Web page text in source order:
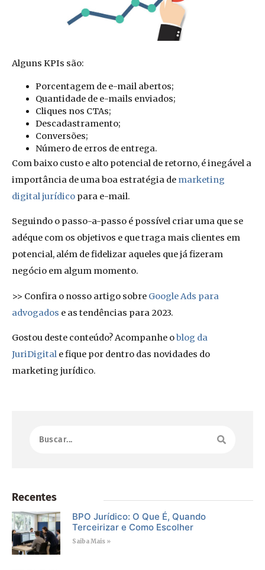
Alguns KPIs são:
Porcentagem de e-mail abertos;
Quantidade de e-mails enviados;
Cliques nos CTAs;
Descadastramento;
Conversões;
Número de erros de entrega.
Com baixo custo e alto potencial de retorno, é inegável a
importância de uma boa estratégia de marketing
digital jurídico para e-mail.
Seguindo o passo-a-passo é possível criar uma que se
adéque com os objetivos e que traga mais clientes em
potencial, além de fidelizar aqueles que já fizeram
negócio em algum momento.
>> Confira o nosso artigo sobre Google Ads para
advogados e as tendências para 2023.
Gostou deste conteúdo? Acompanhe oblog da
JuriDigital e fique por dentro das novidades do
marketing jurídico.
Recentes
BPO Jurídico: O Que É, Quando
Terceirizar e Como Escolher
Saiba Mais »